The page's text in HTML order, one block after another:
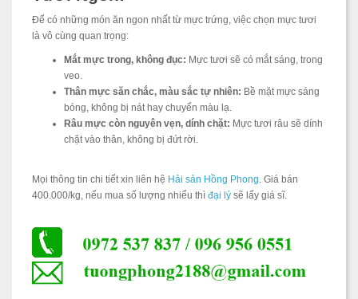
Để có những món ăn ngon nhất từ mực trứng, việc chọn mực tươi
là vô cùng quan trọng:
Mắt mực trong, không đục: Mực tươi sẽ có mắt sáng, trong
veo.
Thân mực săn chắc, màu sắc tự nhiên: Bề mặt mực sáng
bóng, không bị nát hay chuyển màu lạ.
Râu mực còn nguyên vẹn, dính chặt: Mực tươi râu sẽ dính
chặt vào thân, không bị đứt rời.
Mọi thông tin chi tiết xin liên hệ Hải sản Hồng Phong . Giá bán
400.000/kg, nếu mua số lượng nhiểu thì đại lý sẽ lấy giá sĩ.